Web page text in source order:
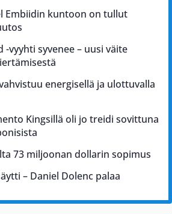
Embiidin kuntoon on tullut
-vyyhti syvenee – uusi väite
energisellä ja ulottuvalla
Kingsillä oli jo treidi sovittuna
73 miljoonan dollarin sopimus
– Daniel Dolenc palaa